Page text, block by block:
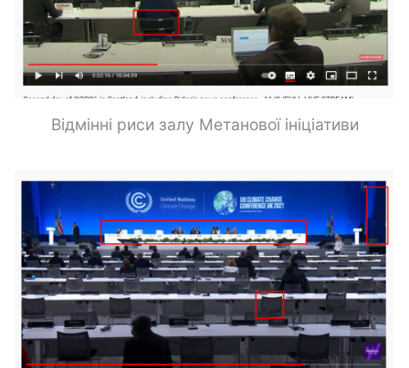
Відмінні риси залу Метанової ініціативи